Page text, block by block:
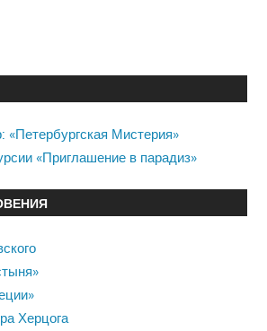
Мистерия»
«Приглашение в парадиз»
Херцога